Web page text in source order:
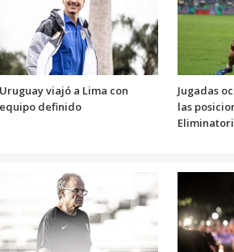
Uruguay viajó a Lima con
equipo definido
Jugadas
las